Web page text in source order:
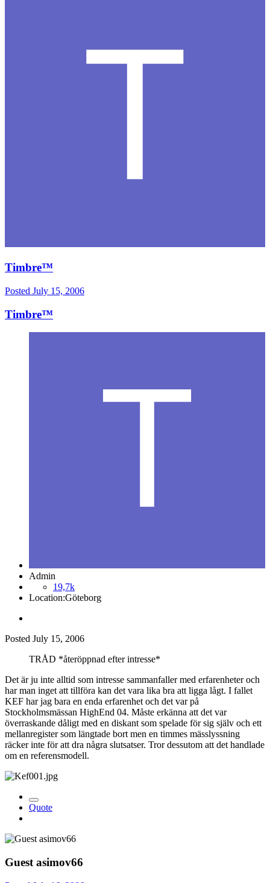
Timbre™
Posted July 15, 2006
Timbre™
Admin
19,7k
Location:Göteborg
Posted July 15, 2006
TRÅD *återöppnad efter intresse*
Det är ju inte alltid som intresse sammanfaller med erfarenheter och
har man inget att tillföra kan det vara lika bra att ligga lågt. I fallet
KEF har jag bara en enda erfarenhet och det var på
Stockholmsmässan HighEnd 04. Måste erkänna att det var
överraskande dåligt med en diskant som spelade för sig själv och ett
mellanregister som längtade bort men en timmes mässlyssning
räcker inte för att dra några slutsatser. Tror dessutom att det handlade
om en referensmodell.
Quote
Guest asimov66